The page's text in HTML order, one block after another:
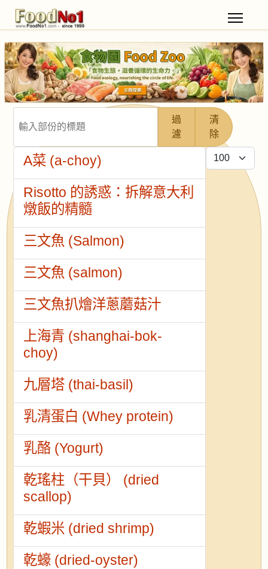
過
濾
清
除
每頁顯示條數
A菜 (a-choy)
Risotto 的誘惑：拆解意大利
燉飯的精髓
三文魚 (Salmon)
三文魚 (salmon)
三文魚扒燴洋蔥蘑菇汁
上海青 (shanghai-bok-
choy)
九層塔 (thai-basil)
乳清蛋白 (Whey protein)
乳酪 (Yogurt)
乾瑤柱（干貝） (dried
scallop)
乾蝦米 (dried shrimp)
乾蠔 (dried-oyster)